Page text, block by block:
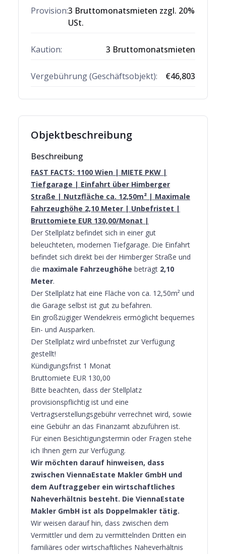
Provision:3 Bruttomonatsmieten zzgl. 20%
USt.
Kaution: 3 Bruttomonatsmieten
Vergebührung (Geschäftsobjekt): €46,803
Objektbeschreibung
Beschreibung
FAST FACTS: 1100 Wien | MIETE PKW |
Tiefgarage | Einfahrt über Himberger
Straße | Nutzfläche ca. 12,50m² | Maximale
Fahrzeughöhe 2,10 Meter | Unbefristet |
Bruttomiete EUR 130,00/Monat |
Der Stellplatz befindet sich in einer gut
beleuchteten, modernen Tiefgarage. Die Einfahrt
befindet sich direkt bei der Himberger Straße und
die maximale Fahrzeughöhe beträgt 2,10
Meter.
Der Stellplatz hat eine Fläche von ca. 12,50m² und
die Garage selbst ist gut zu befahren.
Ein großzügiger Wendekreis ermöglicht bequemes
Ein- und Ausparken.
Der Stellplatz wird unbefristet zur Verfügung
gestellt!
Kündigungsfrist 1 Monat
Bruttomiete EUR 130,00
Bitte beachten, dass der Stellplatz
provisionspflichtig ist und eine
Vertragserstellungsgebühr verrechnet wird, sowie
eine Gebühr an das Finanzamt abzuführen ist.
Für einen Besichtigungstermin oder Fragen stehe
ich Ihnen gern zur Verfügung.
Wir möchten darauf hinweisen, dass
zwischen ViennaEstate Makler GmbH und
dem Auftraggeber ein wirtschaftliches
Naheverhältnis besteht. Die ViennaEstate
Makler GmbH ist als Doppelmakler tätig.
Wir weisen darauf hin, dass zwischen dem
Vermittler und dem zu vermittelnden Dritten ein
familiäres oder wirtschaftliches Naheverhältnis